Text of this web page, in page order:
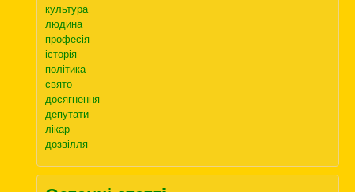
культура
людина
професія
історія
політика
свято
досягнення
депутати
лікар
дозвілля